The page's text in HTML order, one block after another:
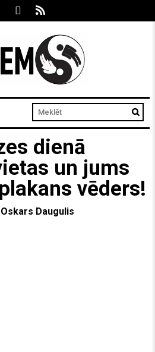
dienā
un jums
vēders!
Oskars Daugulis